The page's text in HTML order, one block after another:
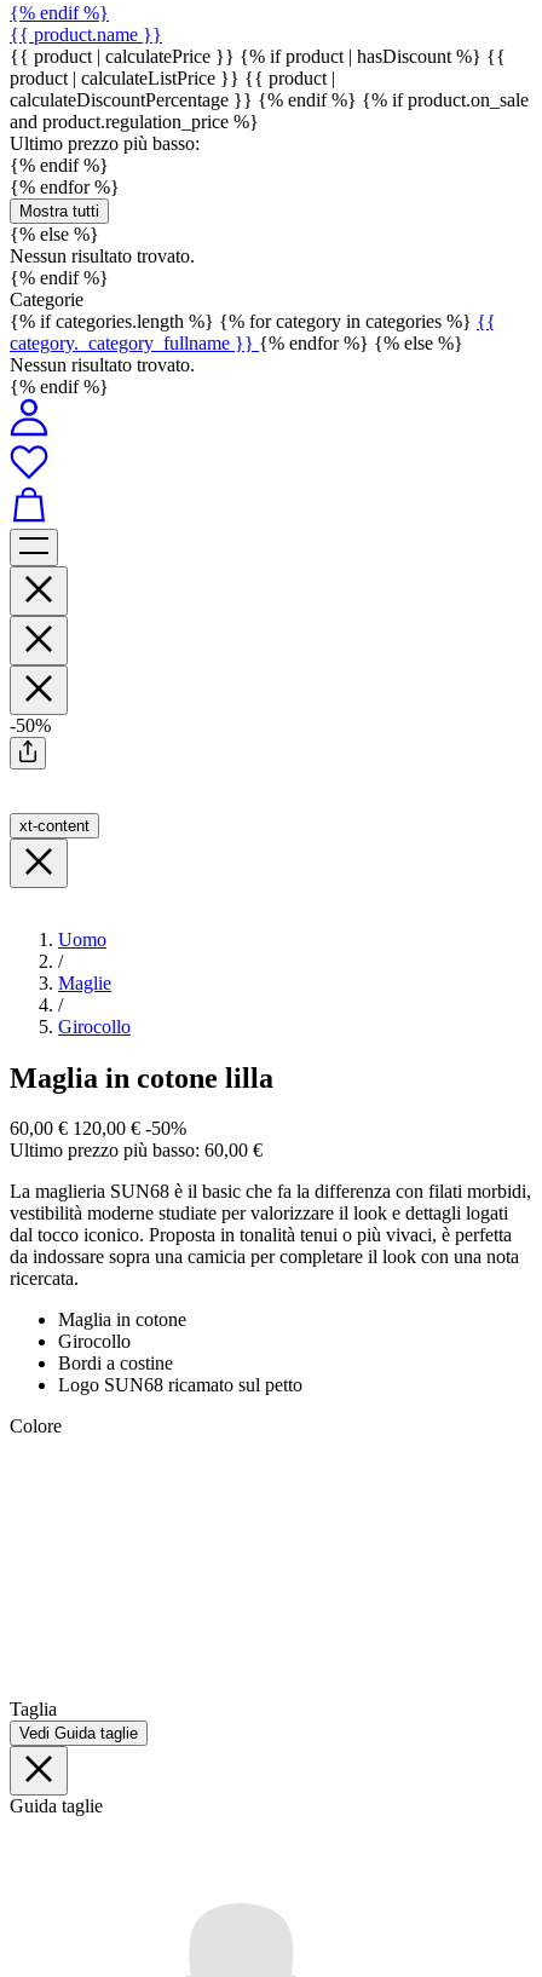
{% endif %}
{{ product.name }}
{{ product | calculatePrice }} {% if product | hasDiscount %} {{
product | calculateListPrice }} {{ product |
calculateDiscountPercentage }} {% endif %} {% if product.on_sale
and product.regulation_price %}
Ultimo prezzo più basso:
{% endif %}
{% endfor %}
Mostra tutti
{% else %}
Nessun risultato trovato.
{% endif %}
Categorie
{% if categories.length %} {% for category in categories %} {{
category._category_fullname }} {% endfor %} {% else %}
Nessun risultato trovato.
{% endif %}
-50%
xt-content
Uomo
/
Maglie
/
Girocollo
Maglia in cotone lilla
60,00 € 120,00 € -50%
Ultimo prezzo più basso: 60,00 €
La maglieria SUN68 è il basic che fa la differenza con filati morbidi,
vestibilità moderne studiate per valorizzare il look e dettagli logati
dal tocco iconico. Proposta in tonalità tenui o più vivaci, è perfetta
da indossare sopra una camicia per completare il look con una nota
ricercata.
Maglia in cotone
Girocollo
Bordi a costine
Logo SUN68 ricamato sul petto
Colore
Taglia
Vedi Guida taglie
Guida taglie